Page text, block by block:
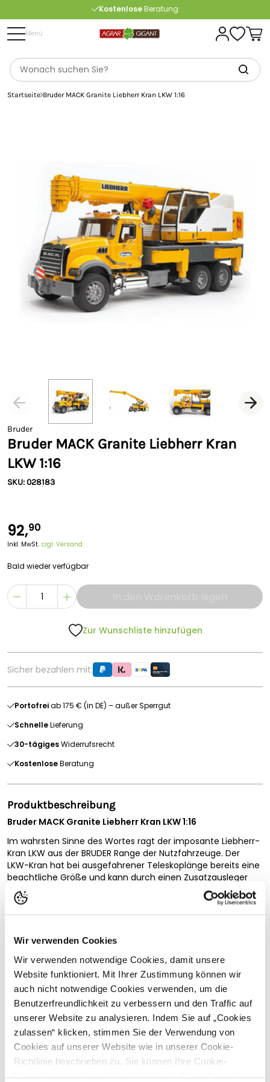
Wir verwenden Cookies
Wir verwenden notwendige Cookies, damit unsere
Website funktioniert. Mit Ihrer Zustimmung können wir
auch nicht notwendige Cookies verwenden, um die
Benutzerfreundlichkeit zu verbessern und den Traffic auf
unserer Website zu analysieren. Indem Sie auf „Cookies
zulassen“ klicken, stimmen Sie der Verwendung von
Cookies auf unserer Website wie in unserer Cookie-
Richtlinie beschrieben zu. Sie können Ihre Cookie-
KostenloseBeratung
ab 175 € (in DE) – außer Sperrgut
Menü
Startseite Bruder MACK Granite Liebherr Kran LKW 1:16
Bruder
Bruder MACK Granite Liebherr Kran
LKW 1:16
SKU: 028183
92,90
Inkl. MwSt. zzgl. Versand
Bald wieder verfügbar
Zur Wunschliste hinzufügen
Sicher bezahlen mit:
Portofreiab 175 € (in DE) – außer Sperrgut
SchnelleLieferung
30-tägigesWiderrufsrecht
KostenloseBeratung
Produktbeschreibung
Bruder MACK Granite Liebherr Kran LKW 1:16
Im wahrsten Sinne des Wortes ragt der imposante Liebherr-
Kran LKW aus der BRUDER Range der Nutzfahrzeuge. Der
LKW-Kran hat bei ausgefahrener Teleskoplänge bereits eine
beachtliche Größe und kann durch einen Zusatzausleger
nochmals verlängert werden. Unsere kleinen Kunden werden
begeistert sein, denn der Kran ist bei voll ausgebautem und
Dimension ist da natürlich ein Muss. Erreicht wird eine hohe
individuell einstellbaren Stützfüße der Fahrzeugplattform.
Für noch mehr Stabilität lässt sich das angebaute
Ausgleichsgewicht wie beim Originalkran verwenden. Um für
ausreichend Gewicht beim Modell zu sorgen, kann es mit
Sand befüllt werden. Der BRUDER Slogan „Mulitifunctional“
wird besonders bei diesem Modell sichtbar. Eine neu
entwickelte Seilwinde mit Feststelleinrichtung und
Überlastsicherung ermöglicht ein spielend leichtes Handling
des Kranhakens beim Heben und Senken, auch von großen
Vollständige Beschreibung lesen
Kundenbewertungen
Passende Produkte